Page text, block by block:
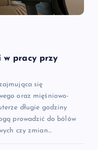
w pracy przy
się
oraz mięśniowo-
długie godziny
prowadzić do bólów
czy zmian…